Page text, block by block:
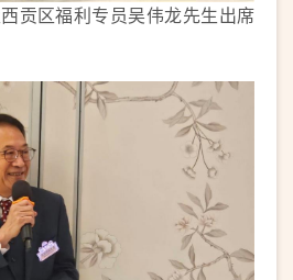
贡区福利专员吴伟龙先生出席